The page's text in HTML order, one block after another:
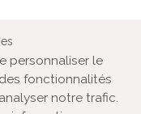
personnaliser le
fonctionnalités
notre trafic.